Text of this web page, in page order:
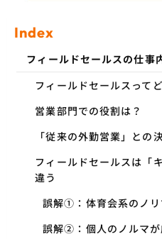
Index
フィールドセールスの仕事
フィールドセールスって
営業部門での役割は？
「従来の外勤営業」との
フィールドセールスは「
違う
誤解①：体育会系のノリ
誤解②：個人のノルマが